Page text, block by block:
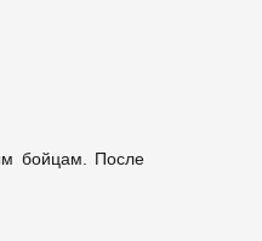
бойцам. После